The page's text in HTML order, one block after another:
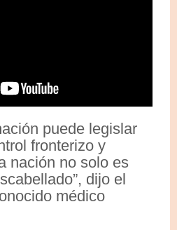
puede legislar
fronterizo y
nación no solo es
dijo el
médico